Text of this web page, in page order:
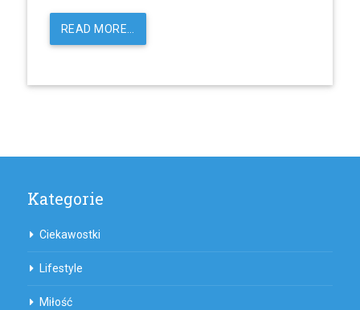
READ MORE…
Kategorie
Ciekawostki
Lifestyle
Miłość